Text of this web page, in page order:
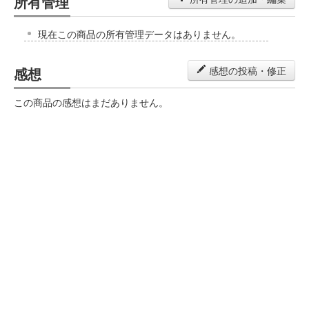
現在この商品の所有管理データはありません。
感想 感想の投稿・修正
この商品の感想はまだありません。